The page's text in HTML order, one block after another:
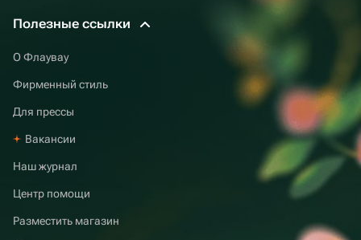
Полезные ссылки
О Флаувау
Фирменный стиль
Для прессы
Вакансии
Наш журнал
Центр помощи
Разместить магазин